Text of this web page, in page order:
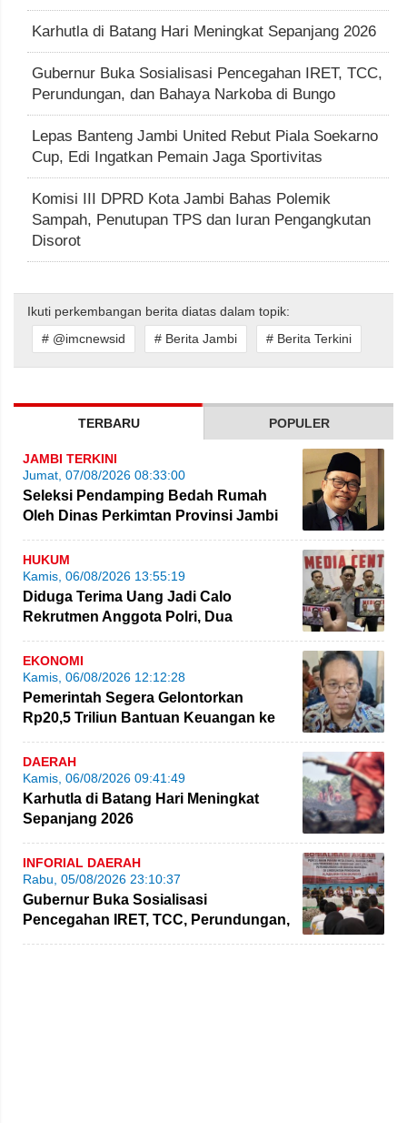
Karhutla di Batang Hari Meningkat Sepanjang 2026
Gubernur Buka Sosialisasi Pencegahan IRET, TCC,
Perundungan, dan Bahaya Narkoba di Bungo
Lepas Banteng Jambi United Rebut Piala Soekarno
Cup, Edi Ingatkan Pemain Jaga Sportivitas
Komisi III DPRD Kota Jambi Bahas Polemik
Sampah, Penutupan TPS dan Iuran Pengangkutan
Disorot
Ikuti perkembangan berita diatas dalam topik:
# @imcnewsid
# Berita Jambi # Berita Terkini
TERBARU POPULER
JAMBI TERKINI
Jumat, 07/08/2026 08:33:00
Seleksi Pendamping Bedah Rumah
Oleh Dinas Perkimtan Provinsi Jambi
Kembali Dikritik
HUKUM
Kamis, 06/08/2026 13:55:19
Diduga Terima Uang Jadi Calo
Rekrutmen Anggota Polri, Dua
Personel Polda Jambi Diproses
EKONOMI
Kamis, 06/08/2026 12:12:28
Pemerintah Segera Gelontorkan
Rp20,5 Triliun Bantuan Keuangan ke
Daerah
DAERAH
Kamis, 06/08/2026 09:41:49
Karhutla di Batang Hari Meningkat
Sepanjang 2026
INFORIAL DAERAH
Rabu, 05/08/2026 23:10:37
Gubernur Buka Sosialisasi
Pencegahan IRET, TCC, Perundungan,
dan Bahaya Narkoba di Bungo